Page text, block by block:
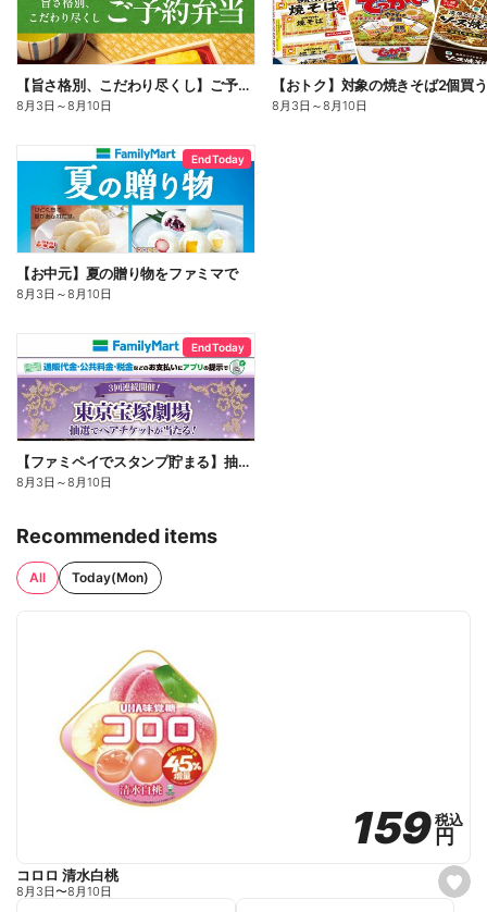
【旨さ格別、こだわり尽くし】ご予約弁当
8月3日 ～8月10日 8月3日 ～8月10日
End Today
【お中元】夏の贈り物をファミマで
8月3日 ～8月10日
End Today
【ファミペイでスタンプ貯まる】抽選でペアチケットが当たる!
8月3日 ～8月10日
Recommended items
All Today(Mon)
s
e
159
159税込
税込
円
円
コロロ 清水白桃
8月3日〜8月10日